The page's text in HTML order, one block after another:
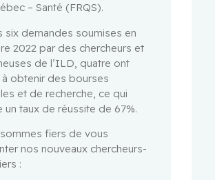
– Santé (FRQS).
six demandes soumises en
2022 par des chercheurs et
de l’ILD, quatre ont
à obtenir des bourses
et de recherche, ce qui
un taux de réussite de 67%.
fiers de vous
nos nouveaux chercheurs-
: